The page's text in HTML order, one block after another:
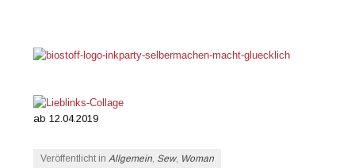
ab 12.04.2019
Veröffentlicht inAllgemein, Sew, Woman